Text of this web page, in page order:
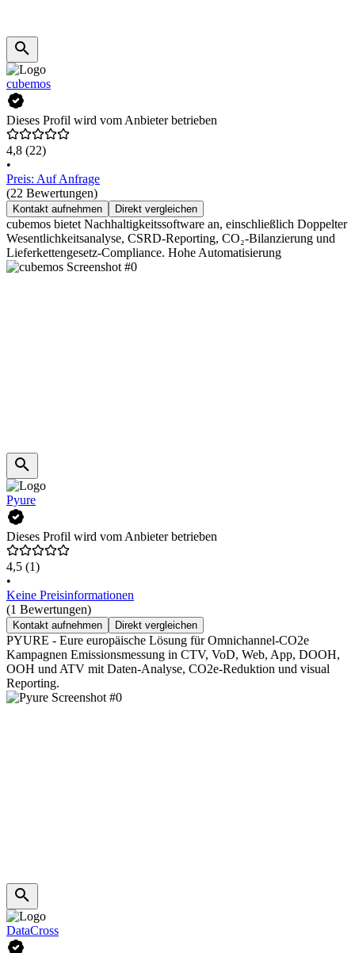
cubemos
Dieses Profil wird vom Anbieter betrieben
4,8 (22)
•
Preis: Auf Anfrage
(22 Bewertungen)
Kontakt aufnehmen Direkt vergleichen
cubemos bietet Nachhaltigkeitssoftware an, einschließlich Doppelter
Wesentlichkeitsanalyse, CSRD-Reporting, CO₂-Bilanzierung und
Lieferkettengesetz-Compliance. Hohe Automatisierung
Pyure
Dieses Profil wird vom Anbieter betrieben
4,5 (1)
•
Keine Preisinformationen
(1 Bewertungen)
Kontakt aufnehmen Direkt vergleichen
PYURE - Eure europäische Lösung für Omnichannel-CO2e
Kampagnen Emissionsmessung in CTV, VoD, Web, App, DOOH,
OOH und ATV mit Daten-Analyse, CO2e-Reduktion und visual
Reporting.
DataCross